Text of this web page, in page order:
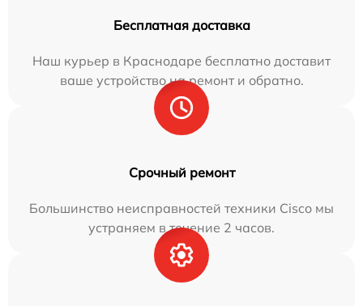
Бесплатная доставка
Наш курьер в Краснодаре бесплатно доставит
ваше устройство на ремонт и обратно.
Срочный ремонт
Большинство неисправностей техники Cisco мы
устраняем в течение 2 часов.